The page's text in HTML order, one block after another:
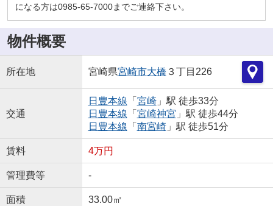
になる方は0985-65-7000までご連絡下さい。
物件概要
所在地 宮崎県宮崎市大橋 ３丁目226
交通
日豊本線 「 宮崎」駅 徒歩33分
日豊本線 「 宮崎神宮 」駅 徒歩44分
日豊本線 「 南宮崎」駅 徒歩51分
賃料 4万円
管理費等 -
面積 33.00㎡